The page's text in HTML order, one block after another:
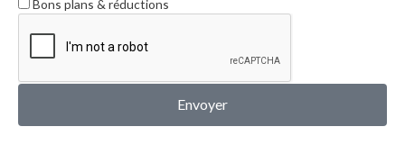
Bons plans & réductions
Envoyer